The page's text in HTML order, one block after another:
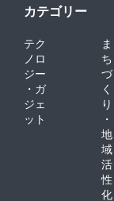
カテゴリー
テク
ノロ
ジー
・ガ
ジェ
ット
ま
ち
づ
く
り
・
地
域
活
性
化